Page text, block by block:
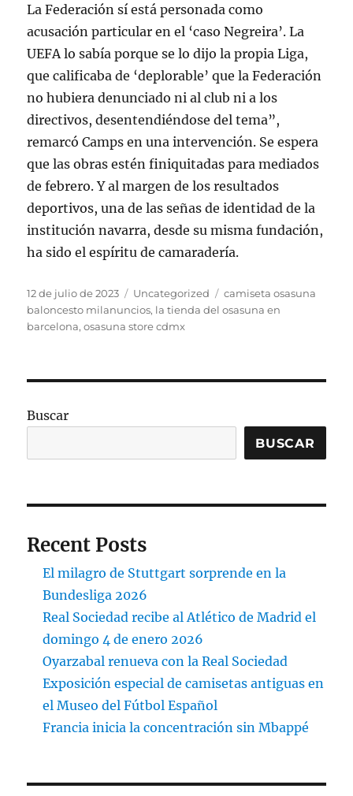
La Federación sí está personada como
acusación particular en el ‘caso Negreira’. La
UEFA lo sabía porque se lo dijo la propia Liga,
que calificaba de ‘deplorable’ que la Federación
no hubiera denunciado ni al club ni a los
directivos, desentendiéndose del tema”,
remarcó Camps en una intervención. Se espera
que las obras estén finiquitadas para mediados
de febrero. Y al margen de los resultados
deportivos, una de las señas de identidad de la
institución navarra, desde su misma fundación,
ha sido el espíritu de camaradería.
Publicado
el
12 de julio de 2023 Categorías
Uncategorized Etiquetas
camiseta osasuna
baloncesto milanuncios, la tienda del osasuna en
barcelona,osasuna store cdmx
Buscar
BUSCAR
Recent Posts
El milagro de Stuttgart sorprende en la
Bundesliga 2026
Real Sociedad recibe al Atlético de Madrid el
domingo 4 de enero 2026
Oyarzabal renueva con la Real Sociedad
Exposición especial de camisetas antiguas en
el Museo del Fútbol Español
Francia inicia la concentración sin Mbappé